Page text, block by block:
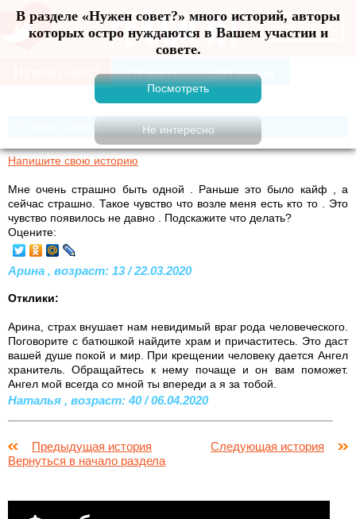
В разделе «Нужен совет?» много историй, авторы
которых остро нуждаются в Вашем участии и
совете.
Меню
Нужен совет?
Напишите свою историю
Мне очень страшно быть одной . Раньше это было кайф , а
сейчас страшно. Такое чувство что возле меня есть кто то . Это
чувство появилось не давно . Подскажите что делать?
Оцените:
Арина , возраст: 13 / 22.03.2020
Отклики:
Арина, страх внушает нам невидимый враг рода человеческого.
Поговорите с батюшкой найдите храм и причаститесь. Это даст
вашей душе покой и мир. При крещении человеку дается Ангел
хранитель. Обращайтесь к нему почаще и он вам поможет.
Ангел мой всегда со мной ты впереди а я за тобой.
Наталья , возраст: 40 / 06.04.2020
Предыдущая история
Следующая история
Вернуться в начало раздела